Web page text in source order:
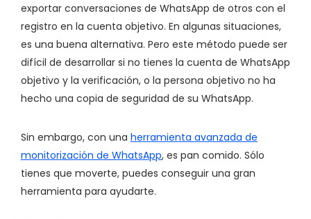
exportar conversaciones de WhatsApp de otros con el
registro en la cuenta objetivo. En algunas situaciones,
es una buena alternativa. Pero este método puede ser
difícil de desarrollar si no tienes la cuenta de WhatsApp
objetivo y la verificación, o la persona objetivo no ha
hecho una copia de seguridad de su WhatsApp.
Sin embargo, con una herramienta avanzada de
monitorización de WhatsApp, es pan comido. Sólo
tienes que moverte, puedes conseguir una gran
herramienta para ayudarte.